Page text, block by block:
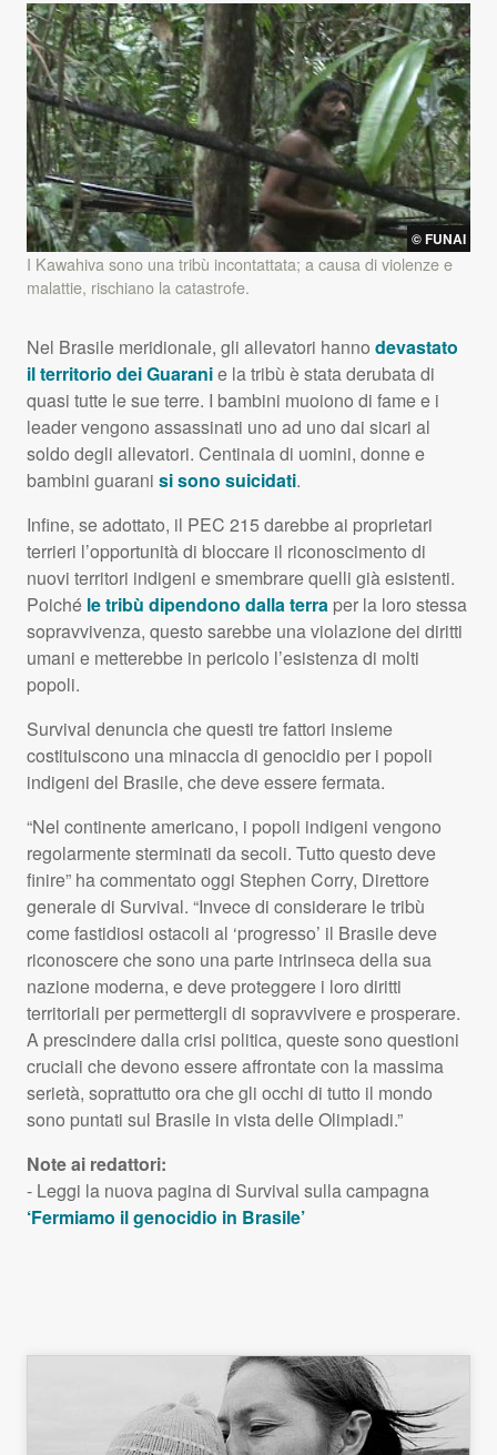
© FUNAI
I Kawahiva sono una tribù incontattata; a causa di violenze e
malattie, rischiano la catastrofe.
Nel Brasile meridionale, gli allevatori hanno devastato
il territorio dei Guaranie la tribù è stata derubata di
quasi tutte le sue terre. I bambini muoiono di fame e i
leader vengono assassinati uno ad uno dai sicari al
soldo degli allevatori. Centinaia di uomini, donne e
bambini guarani si sono suicidati.
Infine, se adottato, il PEC 215 darebbe ai proprietari
terrieri l’opportunità di bloccare il riconoscimento di
nuovi territori indigeni e smembrare quelli già esistenti.
Poiché le tribù dipendono dalla terra per la loro stessa
sopravvivenza, questo sarebbe una violazione dei diritti
umani e metterebbe in pericolo l’esistenza di molti
popoli.
Survival denuncia che questi tre fattori insieme
costituiscono una minaccia di genocidio per i popoli
indigeni del Brasile, che deve essere fermata.
“Nel continente americano, i popoli indigeni vengono
regolarmente sterminati da secoli. Tutto questo deve
finire” ha commentato oggi Stephen Corry, Direttore
generale di Survival. “Invece di considerare le tribù
come fastidiosi ostacoli al ‘progresso’ il Brasile deve
riconoscere che sono una parte intrinseca della sua
nazione moderna, e deve proteggere i loro diritti
territoriali per permettergli di sopravvivere e prosperare.
A prescindere dalla crisi politica, queste sono questioni
cruciali che devono essere affrontate con la massima
serietà, soprattutto ora che gli occhi di tutto il mondo
sono puntati sul Brasile in vista delle Olimpiadi.”
Note ai redattori:
- Leggi la nuova pagina di Survival sulla campagna
‘Fermiamo il genocidio in Brasile’